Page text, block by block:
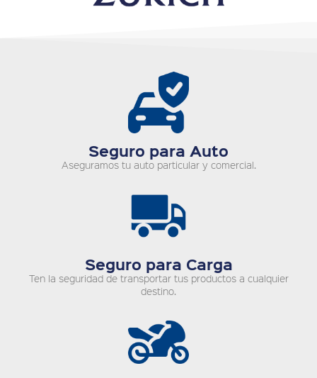
Seguro para Auto
Aseguramos tu auto particular y comercial.
Seguro para Carga
Ten la seguridad de transportar tus productos a cualquier
destino.